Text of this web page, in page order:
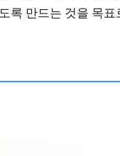
록 만드는 것을 목표